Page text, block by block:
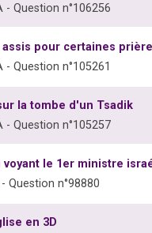
- Question n°106256
pour certaines
- Question n°105261
la tombe d'un Tsadik
- Question n°105257
voyant le 1er ministre
Question n°98880
en 3D